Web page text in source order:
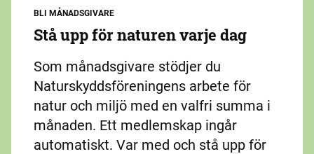
BLI MÅNADSGIVARE
Stå upp för naturen varje dag
Som månadsgivare stödjer du
Naturskyddsföreningens arbete för
natur och miljö med en valfri summa i
månaden. Ett medlemskap ingår
automatiskt. Var med och stå upp för